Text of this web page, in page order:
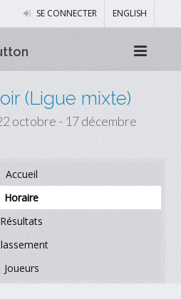
SE CONNECTER ENGLISH
(Ligue mixte)
octobre - 17 décembre
Accueil
Horaire
Résultats
Joueurs